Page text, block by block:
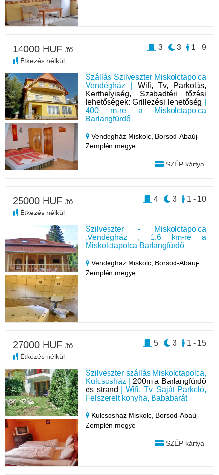
Szállás Szilveszter Miskolctapolca
Vendégház | Wifi, Tv, Parkolás,
Kerthelyiség, Szabadtéri főzési
lehetőségek: Grillezési lehetőség
400 m-re a Miskolctapolca
Barlangfürdő
Vendégház Miskolc, Borsod-Abaúj-
Zemplén megye
SZÉP kártya
14000 HUF /fő
Étkezés nélkül
1 - 9
3
3
Szilveszter - Miskolctapolca
,Vendégház , 1.6 km-re a
Miskolctapolca Barlangfürdő
Vendégház Miskolc, Borsod-Abaúj-
Zemplén megye
25000 HUF /fő
Étkezés nélkül
1 - 10
3
4
Szilveszter szállás Miskolctapolca,
Kulcsosház | 200m a Barlangfürdő
és strand
| Wifi, Tv, Saját Parkoló,
Felszerelt konyha, Bababarát
Kulcsosház Miskolc, Borsod-Abaúj-
Zemplén megye
SZÉP kártya
27000 HUF /fő
Étkezés nélkül
1 - 15
3
5